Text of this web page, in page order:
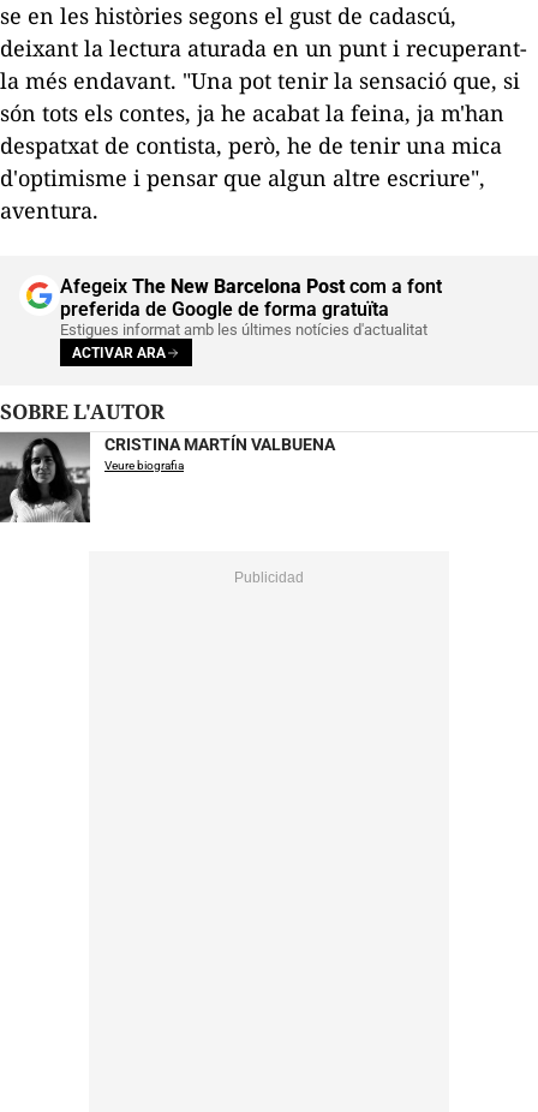
se en les històries segons el gust de cadascú,
deixant la lectura aturada en un punt i recuperant-
la més endavant. "Una pot tenir la sensació que, si
són tots els contes, ja he acabat la feina, ja m'han
despatxat de contista, però, he de tenir una mica
d'optimisme i pensar que algun altre escriure",
aventura.
Afegeix The New Barcelona Postcom a font
preferida de Google de forma gratuïta
Estigues informat amb les últimes notícies d'actualitat
ACTIVAR ARA
SOBRE L'AUTOR
CRISTINA MARTÍN VALBUENA
Veure biografia